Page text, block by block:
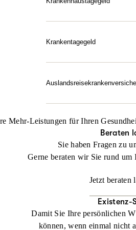
Jetzt konfigurieren
Ein
jeden Tag im
Jetzt konfigurieren
Krankentagegeld
abgesichert.
Jetzt konfigurieren
Mehr-Leistungen für Ihren
Beraten
Sie haben Fragen zu
Gerne beraten wir Sie rund um
Jetzt beraten
Existenz-
Damit Sie Ihre persönlichen
können, wenn einmal nicht